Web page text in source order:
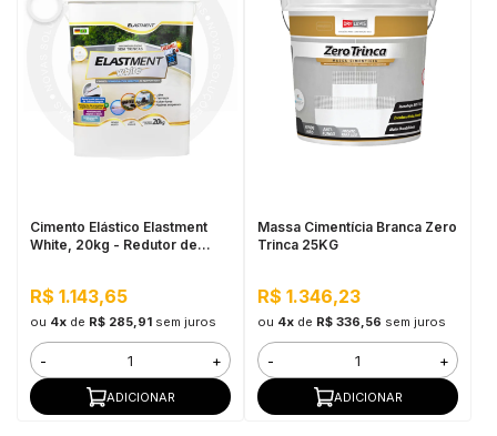
Cimento Elástico Elastment
White, 20kg - Redutor de
R$ 1.143,65
ou 4xde R$ 285,91 sem juros
- +
ADICIONAR
Massa Cimentícia Branca Zero
Trinca 25KG
R$ 1.346,23
ou 4xde R$ 336,56 sem juros
- +
ADICIONAR